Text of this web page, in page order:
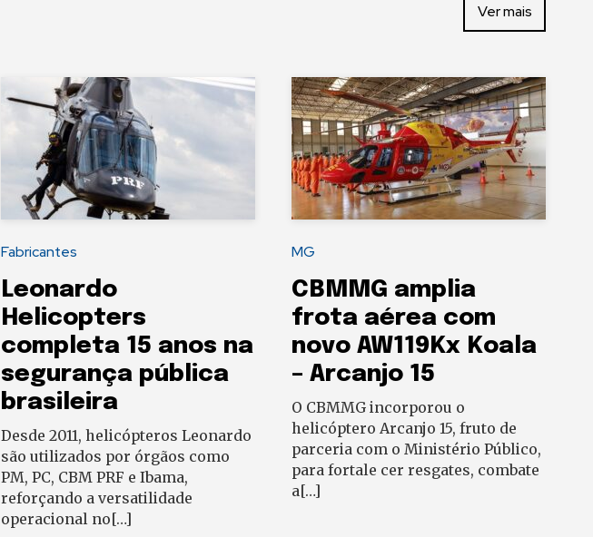
Ver mais
Fabricantes
Leonardo
Helicopters
completa 15 anos na
segurança pública
brasileira
Desde 2011, helicópteros Leonardo
são utilizados por órgãos como
PM, PC, CBM PRF e Ibama,
reforçando a versatilidade
operacional no[…]
MG
CBMMG amplia
frota aérea com
novo AW119Kx Koala
– Arcanjo 15
O CBMMG incorporou o
helicóptero Arcanjo 15, fruto de
parceria com o Ministério Público,
para fortale cer resgates, combate
a[…]